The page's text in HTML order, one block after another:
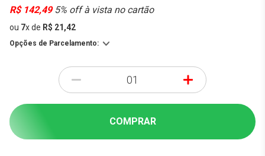
R$ 142,495% off à vista no cartão
ou 7xde R$ 21,42
Opções de Parcelamento:
- +
COMPRAR